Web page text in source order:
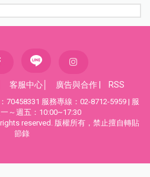
客服中心 廣告與合作 RSS
70458331 服務專線：02-8712-5959 | 服
～週五：10:00~17:30
reserved. 版權所有，禁止擅自轉貼
節錄